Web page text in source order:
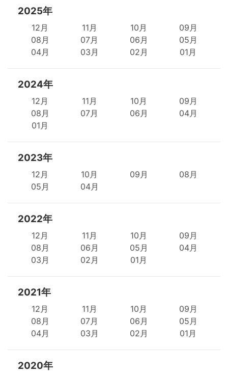
2025年
12月 11月 10月
09月
08月
07月 06月
05月
04月
03月 02月 01月
2024年
12月 11月 10月
09月
08月
07月 06月
04月
01月
2023年
12月 10月 09月
08月
05月
04月
2022年
12月 11月 10月
09月
08月
06月 05月
04月
03月
02月 01月
2021年
12月 11月 10月
09月
08月
07月 06月
05月
04月
03月 02月 01月
2020年